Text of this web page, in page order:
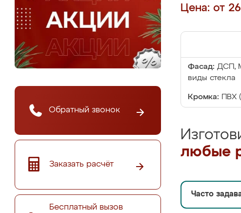
Обратный звонок
Заказать расчёт
Бесплатный вызов
Цена: от
Фасад: ДСП,
виды стекла
Кромка: ПВХ
любые
Часто